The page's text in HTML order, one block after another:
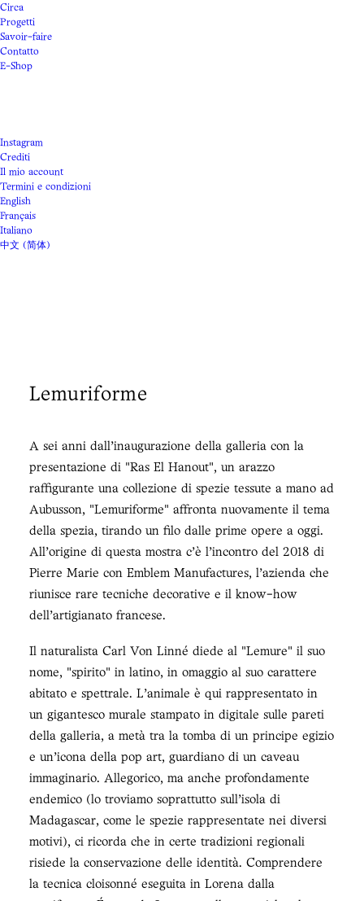
Circa
Progetti
Savoir-faire
Contatto
E-Shop
Instagram
Crediti
Il mio account
Termini e condizioni
English
Français
Italiano
中文 (简体)
Lemuriforme
A sei anni dall'inaugurazione della galleria con la
presentazione di "Ras El Hanout", un arazzo
raffigurante una collezione di spezie tessute a mano ad
Aubusson, "Lemuriforme" affronta nuovamente il tema
della spezia, tirando un filo dalle prime opere a oggi.
All'origine di questa mostra c'è l'incontro del 2018 di
Pierre Marie con Emblem Manufactures, l'azienda che
riunisce rare tecniche decorative e il know-how
dell'artigianato francese.
Il naturalista Carl Von Linné diede al "Lemure" il suo
nome, "spirito" in latino, in omaggio al suo carattere
abitato e spettrale. L'animale è qui rappresentato in
un gigantesco murale stampato in digitale sulle pareti
della galleria, a metà tra la tomba di un principe egizio
e un'icona della pop art, guardiano di un caveau
immaginario. Allegorico, ma anche profondamente
endemico (lo troviamo soprattutto sull'isola di
Madagascar, come le spezie rappresentate nei diversi
motivi), ci ricorda che in certe tradizioni regionali
risiede la conservazione delle identità. Comprendere
la tecnica cloisonné eseguita in Lorena dalla